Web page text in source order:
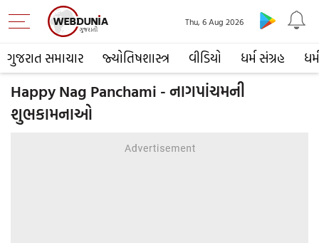
ગુજરાત સમાચાર જ્યોતિષશાસ્ત્ર વીડિયો ધર્મ સંગ્રહ ધર્મ
Thu, 6 Aug 2026
Happy Nag Panchami - નાગપાંચમની
શુભકામનાઓ